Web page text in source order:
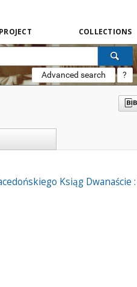
COLLECTIONS
Advanced search ?
Ksiąg